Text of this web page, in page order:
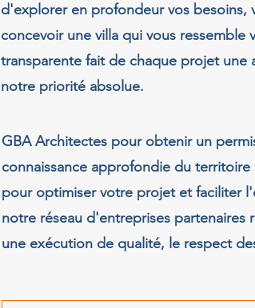
d'explorer en profondeur vos besoins,
concevoir une villa qui vous
transparente fait de chaque projet une
notre priorité absolue.
GBA Architectes pour obtenir un
connaissance approfondie du
pour optimiser votre projet et faciliter
notre réseau d'entreprises partenaires
une exécution de qualité, le respect